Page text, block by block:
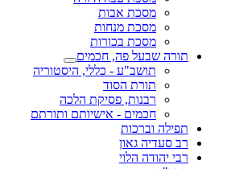
מסכת אבות
מסכת מנחות
מסכת בכורות
תורה שבעל פה, חכמים
תושב"ע - כללי, היסטוריה
תורת הסוד
רבנות, פסיקת הלכה
חכמים - אישיותם ותורתם
תפילה וברכות
רב סעדיה גאון
רבי יהודה הלוי